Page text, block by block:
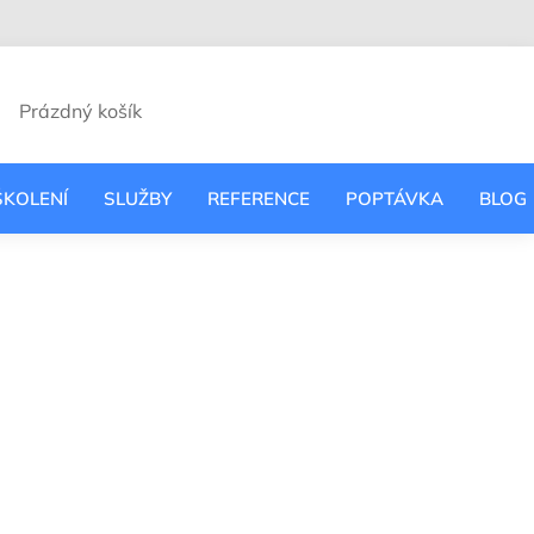
Prázdný košík
SLUŽBY REFERENCE POPTÁVKA BLOG